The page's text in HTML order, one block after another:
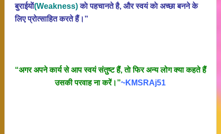
बुराईयाें(Weakness)काे पहचानते है, और स्वयं काे अच्छा बनने के
लिए प्रोत्साहित करते हैं।”
“अगर अपने कार्य से आप स्वयं संतुष्ट हैं, ताे फिर अन्य लोग क्या कहते हैं
उसकी परवाह ना करें।”~KMSRAj51